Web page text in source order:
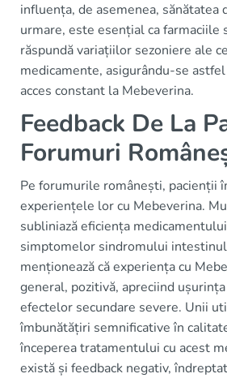
influența, de asemenea, sănătatea
urmare, este esențial ca farmaciile
răspundă variațiilor sezoniere ale
medicamente, asigurându-se
acces constant la Mebeverina.
Feedback De La
Forumuri
Pe forumurile românești, pacienții
experiențele lor cu Mebeverina.
subliniază eficiența
simptomelor sindromului
menționează că experiența cu
general, pozitivă, apreciind
efectelor secundare severe. Unii
îmbunătățiri semnificative în
începerea tratamentului cu acest
există și feedback negativ,